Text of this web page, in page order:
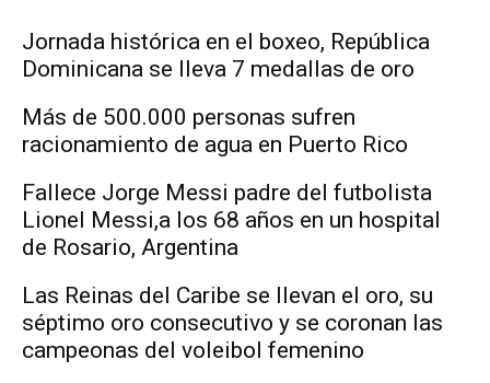
Jornada histórica en el boxeo, República
Dominicana se lleva 7 medallas de oro
Más de 500.000 personas sufren
racionamiento de agua en Puerto Rico
Fallece Jorge Messi padre del futbolista
Lionel Messi,a los 68 años en un hospital
de Rosario, Argentina
Las Reinas del Caribe se llevan el oro, su
séptimo oro consecutivo y se coronan las
campeonas del voleibol femenino